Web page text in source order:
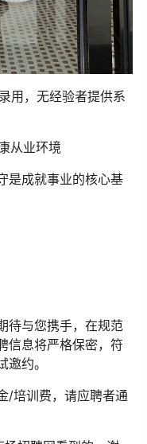
用，无经验者提供系
从业环境
是成就事业的核心基
待与您携手，在规范
信息将严格保密，符
约。
/培训费，请应聘者通